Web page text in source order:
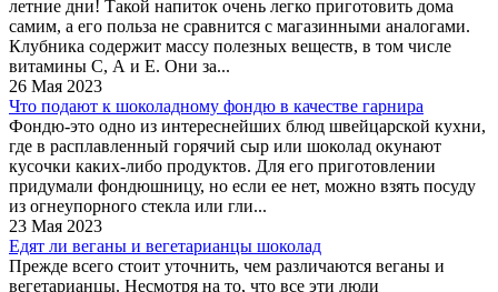
летние дни! Такой напиток очень легко приготовить дома
самим, а его польза не сравнится с магазинными аналогами.
Клубника содержит массу полезных веществ, в том числе
витамины С, А и Е. Они за...
26 Мая 2023
Что подают к шоколадному фондю в качестве гарнира
Фондю-это одно из интереснейших блюд швейцарской кухни,
где в расплавленный горячий сыр или шоколад окунают
кусочки каких-либо продуктов. Для его приготовлении
придумали фондюшницу, но если ее нет, можно взять посуду
из огнеупорного стекла или гли...
23 Мая 2023
Едят ли веганы и вегетарианцы шоколад
Прежде всего стоит уточнить, чем различаются веганы и
вегетарианцы. Несмотря на то, что все эти люди